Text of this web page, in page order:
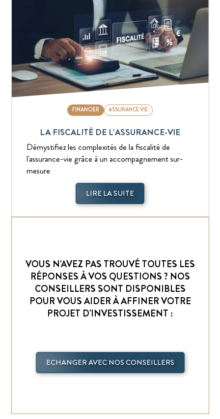
FINANCIER ASSURANCE VIE
LA FISCALITÉ DE L’ASSURANCE-VIE
Démystifiez les complexités de la fiscalité de
l'assurance-vie grâce à un accompagnement sur-
mesure
LIRE LA SUITE
VOUS N'AVEZ PAS TROUVÉ TOUTES LES
RÉPONSES À VOS QUESTIONS ? NOS
CONSEILLERS SONT DISPONIBLES
POUR VOUS AIDER À AFFINER VOTRE
PROJET D'INVESTISSEMENT :
ECHANGER AVEC NOS CONSEILLERS